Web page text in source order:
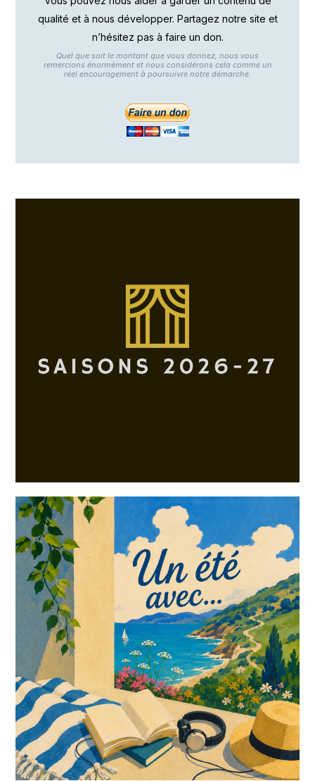
qualité et à nous développer. Partagez notre site et
n’hésitez pas à faire un don.
Quel que soit le montant que vous donnez, nous vous
remercions énormément et nous considérons cela comme un
réel encouragement à poursuivre notre démarche.